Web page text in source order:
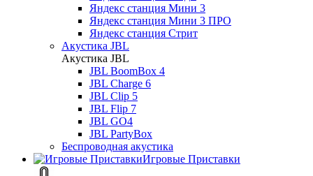
Яндекс станция Мини 3
Яндекс станция Мини 3 ПРО
Яндекс станция Стрит
Акустика JBL
Акустика JBL
JBL BoomBox 4
JBL Charge 6
JBL Clip 5
JBL Flip 7
JBL GO4
JBL PartyBox
Беспроводная акустика
Игровые Приставки